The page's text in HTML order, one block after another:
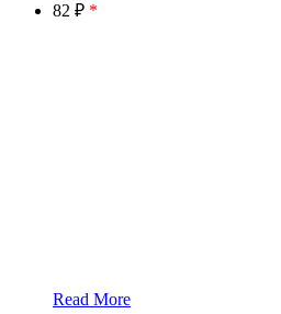
82 ₽ *
Read More